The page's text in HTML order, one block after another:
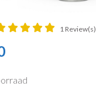
1 Review(s)